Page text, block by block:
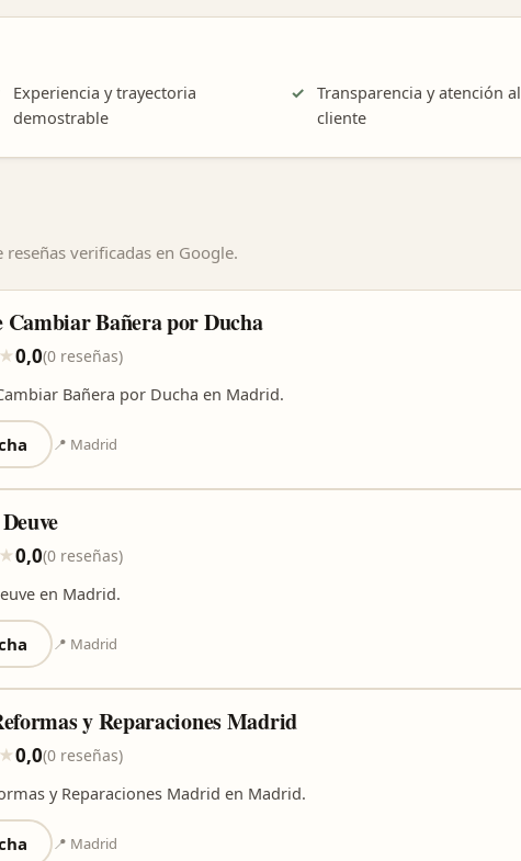
Experiencia y trayectoria
demostrable
Transparencia y atención al
cliente
verificadas en Google.
Cambiar Bañera por Ducha
★0,0(0 reseñas)
Bañera por Ducha en Madrid.
📍 Madrid
★0,0(0 reseñas)
en Madrid.
📍 Madrid
y Reparaciones Madrid
★0,0(0 reseñas)
y Reparaciones Madrid en Madrid.
📍 Madrid